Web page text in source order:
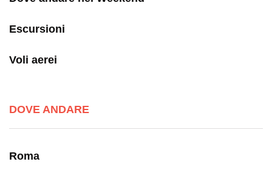
Escursioni
Voli aerei
DOVE ANDARE
Roma